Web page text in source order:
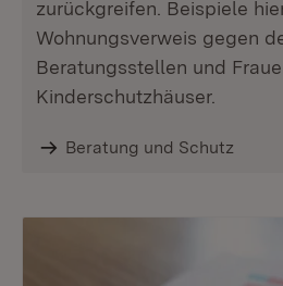
zurückgreifen. Beispiele
Wohnungsverweis gegen
Beratungsstellen und
Kinderschutzhäuser.
Beratung und Schutz